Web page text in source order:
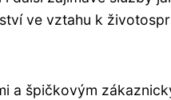
ve vztahu k
a špičkovým